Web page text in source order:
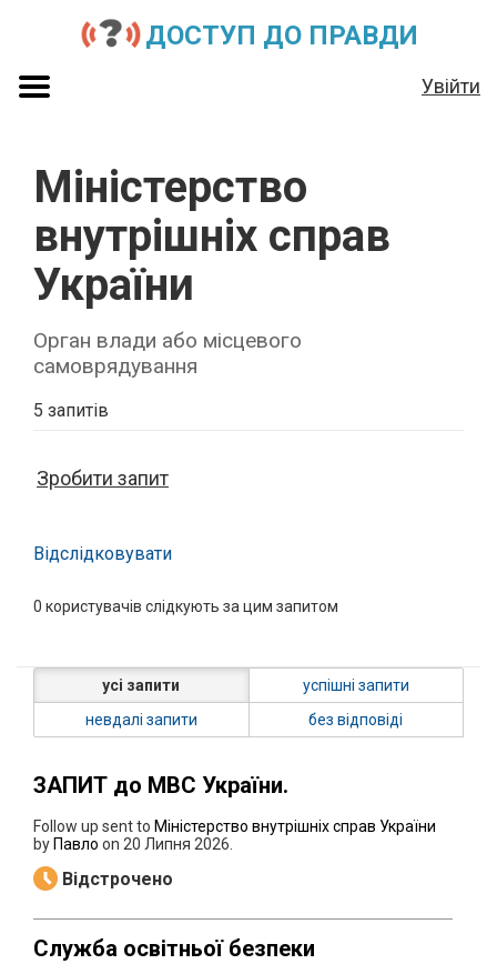
ДОСТУП ДО ПРАВДИ
Увійти
Міністерство
внутрішніх справ
України
Орган влади або місцевого
самоврядування
5 запитів
Зробити запит
Відслідковувати
0 користувачів слідкують за цим запитом
усі запити
успішні запити
невдалі запити
без відповіді
ЗАПИТ до МВС України.
Follow up sent to Міністерство внутрішніх справ України
by Павло on 20 Липня 2026
Відстрочено
Служба освітньої безпеки